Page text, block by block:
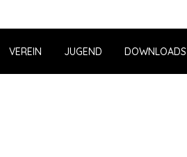
VEREIN JUGEND DOWNLOADS